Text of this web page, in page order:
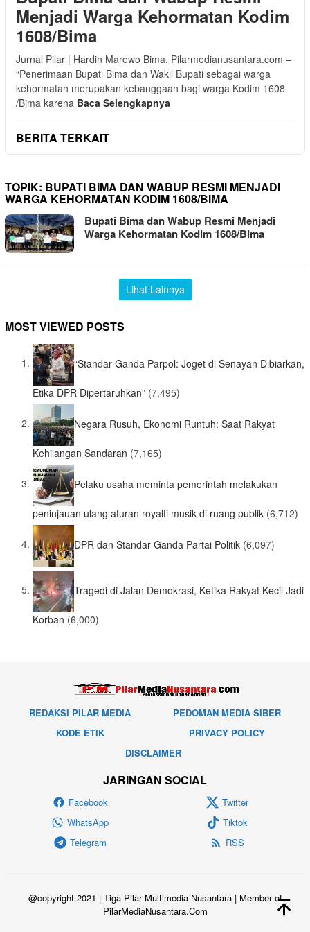
Menjadi Warga Kehormatan Kodim
1608/Bima
Jurnal Pilar | Hardin Marewo Bima, Pilarmedianusantara.com –
“Penerimaan Bupati Bima dan Wakil Bupati sebagai warga
kehormatan merupakan kebanggaan bagi warga Kodim 1608
/Bima karena Baca Selengkapnya
BERITA TERKAIT
TOPIK: BUPATI BIMA DAN WABUP RESMI MENJADI
WARGA KEHORMATAN KODIM 1608/BIMA
Bupati Bima dan Wabup Resmi Menjadi
Warga Kehormatan Kodim 1608/Bima
Lihat Lainnya
MOST VIEWED POSTS
“Standar Ganda Parpol: Joget di Senayan Dibiarkan,
Etika DPR Dipertaruhkan” (7,495)
Negara Rusuh, Ekonomi Runtuh: Saat Rakyat
Kehilangan Sandaran (7,165)
Pelaku usaha meminta pemerintah melakukan
peninjauan ulang aturan royalti musik di ruang publik (6,712)
DPR dan Standar Ganda Partai Politik (6,097)
Tragedi di Jalan Demokrasi, Ketika Rakyat Kecil Jadi
Korban (6,000)
REDAKSI PILAR MEDIA
PEDOMAN MEDIA SIBER
KODE ETIK
PRIVACY POLICY
DISCLAIMER
JARINGAN SOCIAL
Facebook
Twitter
WhatsApp
Tiktok
Telegram
RSS
@copyright 2021 | Tiga Pilar Multimedia Nusantara | Member of
PilarMediaNusantara.Com